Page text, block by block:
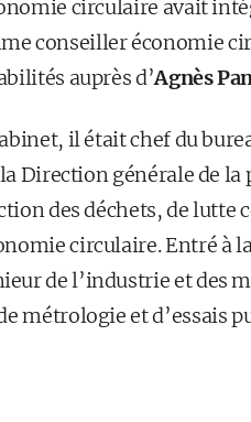
circulaire avait
conseiller économie
auprès d’Agnès
il était chef du
Direction générale de
des déchets, de
circulaire. Entré à
de l’industrie et des
métrologie et d’essais